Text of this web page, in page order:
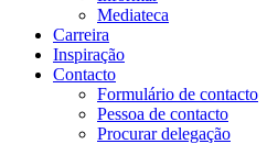
Mediateca
Carreira
Inspiração
Contacto
Formulário de contacto
Pessoa de contacto
Procurar delegação